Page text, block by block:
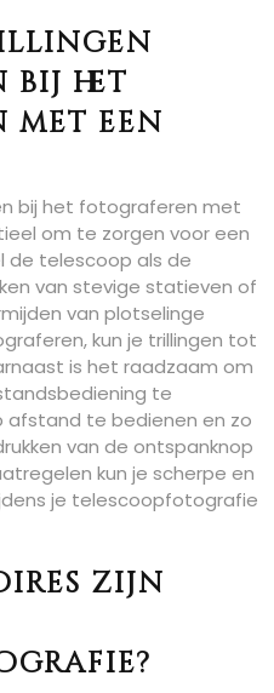
bij het
een
bij het fotograferen met
om te zorgen voor een
de telescoop als de
van stevige statieven of
van plotselinge
kun je trillingen tot
is het raadzaam om
te
afstand te bedienen en zo
van de ontspanknop
kun je scherpe en
je telescoopfotografie
zijn